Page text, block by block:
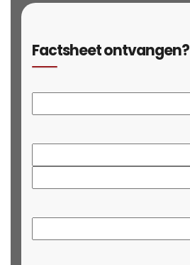
Factsheet ontvangen?
mailadres*